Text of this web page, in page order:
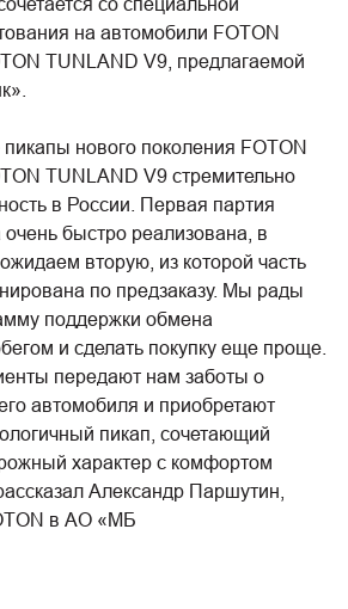
на автомобили FOTON
TUNLAND V9, предлагаемой
нового поколения FOTON
TUNLAND V9 стремительно
в России. Первая партия
быстро реализована, в
вторую, из которой часть
по предзаказу. Мы рады
поддержки обмена
и сделать покупку еще проще.
передают нам заботы о
автомобиля и приобретают
пикап, сочетающий
характер с комфортом
Александр Паршутин,
в АО «МБ